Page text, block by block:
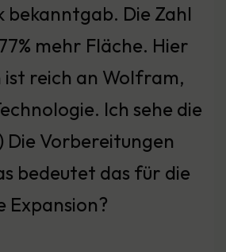
bekanntgab. Die Zahl
mehr Fläche. Hier
reich an Wolfram,
Ich sehe die
Vorbereitungen
bedeutet das für die
Expansion?